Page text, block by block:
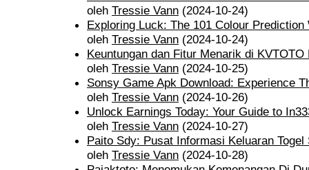
oleh Tressie Vann (2024-10-24)
Exploring Luck: The 101 Colour
oleh Tressie Vann (2024-10-24)
Keuntungan dan Fitur Menarik di KVTOTO
oleh Tressie Vann (2024-10-25)
Sonsy Game Apk Download: Experience
oleh Tressie Vann (2024-10-26)
Unlock Earnings Today: Your Guide to
oleh Tressie Vann (2024-10-27)
Paito Sdy: Pusat Informasi Keluaran Togel
oleh Tressie Vann (2024-10-28)